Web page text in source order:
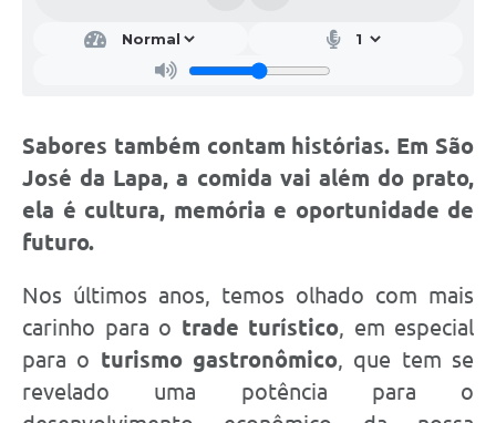
Sabores também contam histórias. Em São
José da Lapa, a comida vai além do prato,
ela é cultura, memória e oportunidade de
futuro.
Nos últimos anos, temos olhado com mais
carinho para o trade turístico, em especial
para o turismo gastronômico, que tem se
revelado uma potência para o